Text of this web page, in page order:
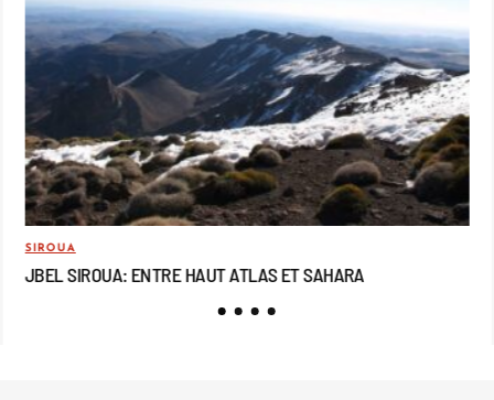
SIROUA
JBEL SIROUA: ENTRE HAUT ATLAS ET SAHARA